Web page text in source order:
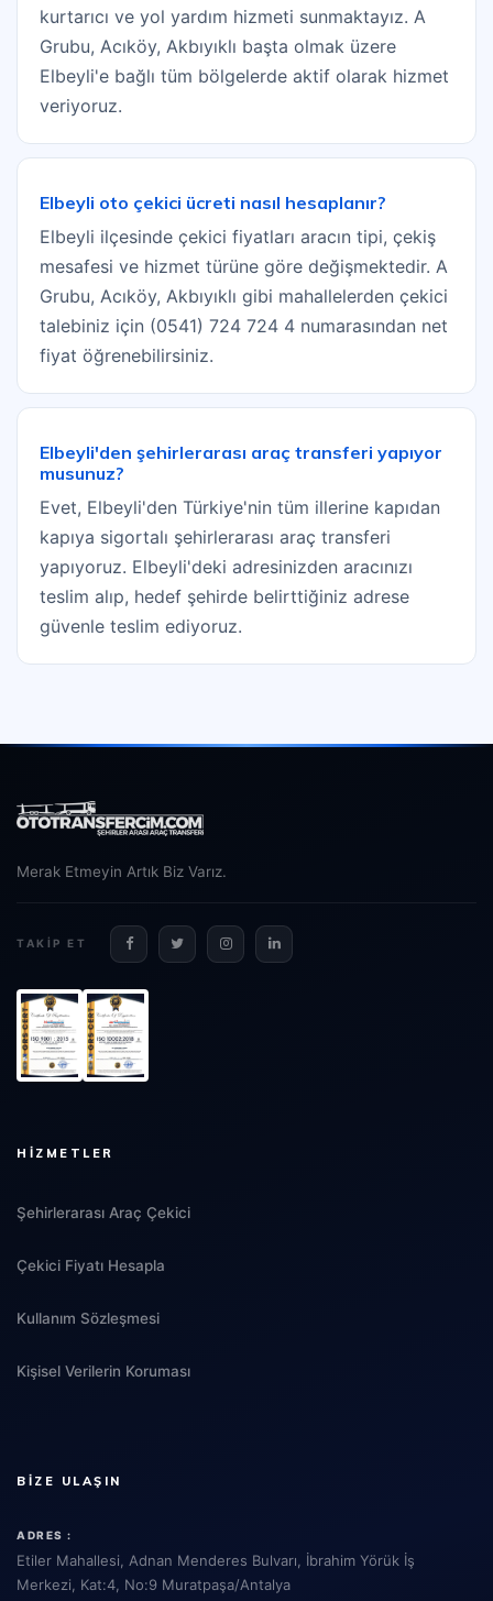
kurtarıcı ve yol yardım hizmeti sunmaktayız. A
Grubu, Acıköy, Akbıyıklı başta olmak üzere
Elbeyli'e bağlı tüm bölgelerde aktif olarak hizmet
veriyoruz.
Elbeyli oto çekici ücreti nasıl hesaplanır?
Elbeyli ilçesinde çekici fiyatları aracın tipi, çekiş
mesafesi ve hizmet türüne göre değişmektedir. A
Grubu, Acıköy, Akbıyıklı gibi mahallelerden çekici
talebiniz için (0541) 724 724 4 numarasından net
fiyat öğrenebilirsiniz.
Elbeyli'den şehirlerarası araç transferi yapıyor
musunuz?
Evet, Elbeyli'den Türkiye'nin tüm illerine kapıdan
kapıya sigortalı şehirlerarası araç transferi
yapıyoruz. Elbeyli'deki adresinizden aracınızı
teslim alıp, hedef şehirde belirttiğiniz adrese
güvenle teslim ediyoruz.
Merak Etmeyin Artık Biz Varız.
TAKIP ET
HIZMETLER
Şehirlerarası Araç Çekici
Çekici Fiyatı Hesapla
Kullanım Sözleşmesi
Kişisel Verilerin Koruması
BIZE ULAŞIN
ADRES :
Etiler Mahallesi, Adnan Menderes Bulvarı, İbrahim Yörük İş
Merkezi, Kat:4, No:9 Muratpaşa/Antalya